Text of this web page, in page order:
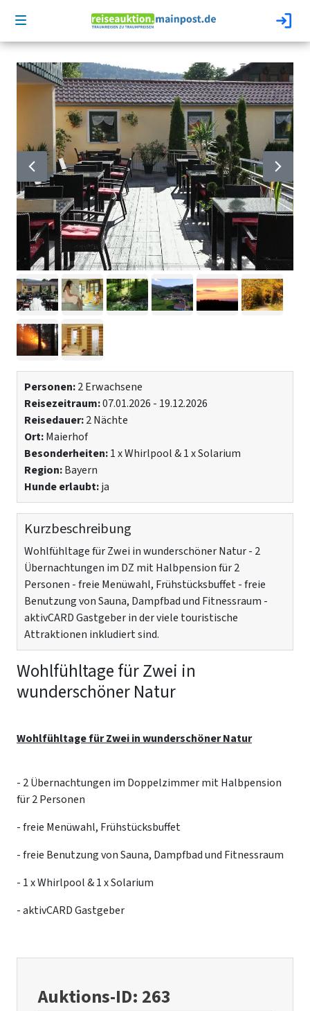
Personen:2 Erwachsene
Reisezeitraum:07.01.2026 - 19.12.2026
Reisedauer:2 Nächte
Ort:Maierhof
Besonderheiten:1 x Whirlpool & 1 x Solarium
Region:Bayern
Hunde erlaubt:ja
Kurzbeschreibung
Wohlfühltage für Zwei in wunderschöner Natur - 2
Übernachtungen im DZ mit Halbpension für 2
Personen - freie Menüwahl, Frühstücksbuffet - freie
Benutzung von Sauna, Dampfbad und Fitnessraum -
aktivCARD Gastgeber in der viele touristische
Attraktionen inkludiert sind.
Wohlfühltage für Zwei in
wunderschöner Natur
Wohlfühltage für Zwei in wunderschöner Natur
- 2 Übernachtungen im Doppelzimmer mit Halbpension
für 2 Personen
- freie Menüwahl, Frühstücksbuffet
- freie Benutzung von Sauna, Dampfbad und Fitnessraum
- 1 x Whirlpool & 1 x Solarium
- aktivCARD Gastgeber
Auktions-ID: 263